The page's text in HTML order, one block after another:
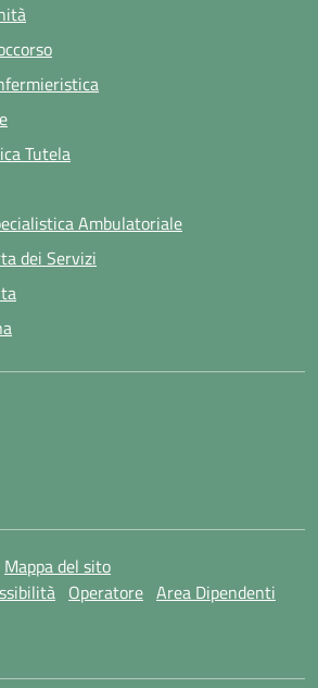
Tutela
Ambulatoriale
dei Servizi
Mappa del sito
Operatore Area Dipendenti